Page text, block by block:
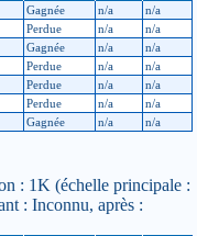
Gagnée n/a
n/a
Perdue n/a
n/a
Gagnée n/a
n/a
Perdue n/a
n/a
Perdue n/a
n/a
Perdue n/a
n/a
Gagnée n/a n/a
: 1K (échelle principale :
: Inconnu, après :